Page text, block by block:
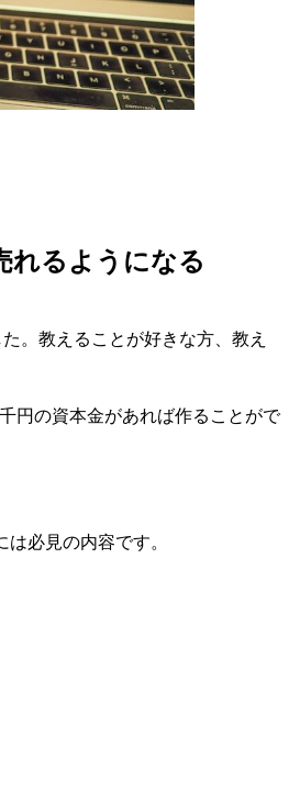
れるようになる
。 教えることが好きな方、教え
円の資本金があれば作ることがで
必見の内容です。